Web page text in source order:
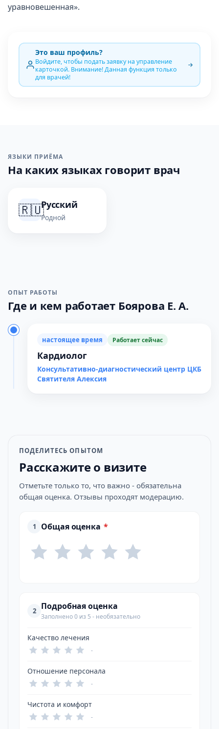
уравновешенная».
Это ваш профиль?
Войдите, чтобы подать заявку на управление
карточкой. Внимание! Данная функция только
для врачей!
ЯЗЫКИ ПРИЁМА
На каких языках говорит врач
🇷🇺Русский
Родной
ОПЫТ РАБОТЫ
Где и кем работает Боярова Е. А.
настоящее время Работает сейчас
Кардиолог
Консультативно-диагностический центр ЦКБ
Святителя Алексия
ПОДЕЛИТЕСЬ ОПЫТОМ
Расскажите о визите
Отметьте только то, что важно - обязательна
общая оценка. Отзывы проходят модерацию.
1 Общая оценка *
2 Подробная оценка
Заполнено 0 из 5 - необязательно
Качество лечения
-
Отношение персонала
-
Чистота и комфорт
-